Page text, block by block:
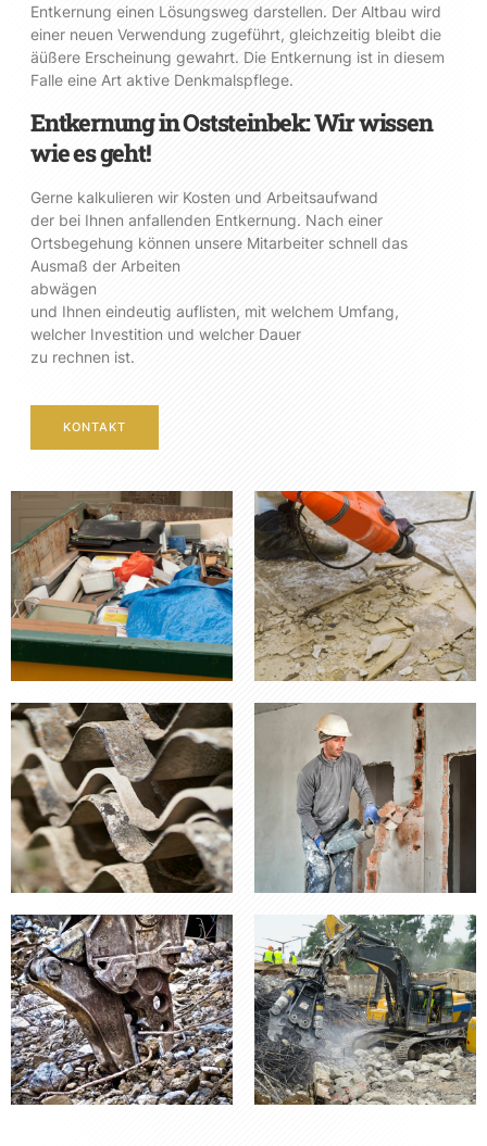
Entkernung einen Lösungsweg darstellen. Der Altbau wird
einer neuen Verwendung zugeführt, gleichzeitig bleibt die
äüßere Erscheinung gewahrt. Die Entkernung ist in diesem
Falle eine Art aktive Denkmalspflege.
Entkernung in Oststeinbek: Wir wissen
wie es geht!
Gerne kalkulieren wir Kosten und Arbeitsaufwand
der bei Ihnen anfallenden Entkernung. Nach einer
Ortsbegehung können unsere Mitarbeiter schnell das
Ausmaß der Arbeiten
abwägen
und Ihnen eindeutig auflisten, mit welchem Umfang,
welcher Investition und welcher Dauer
zu rechnen ist.
KONTAKT